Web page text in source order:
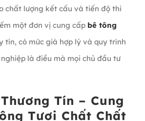
chất lượng kết cấu và tiến độ thi
một đơn vị cung cấp bê tông
tín, có mức giá hợp lý và quy trình
là điều mà mọi chủ đầu tư
Tín – Cung
Tươi Chất Chất